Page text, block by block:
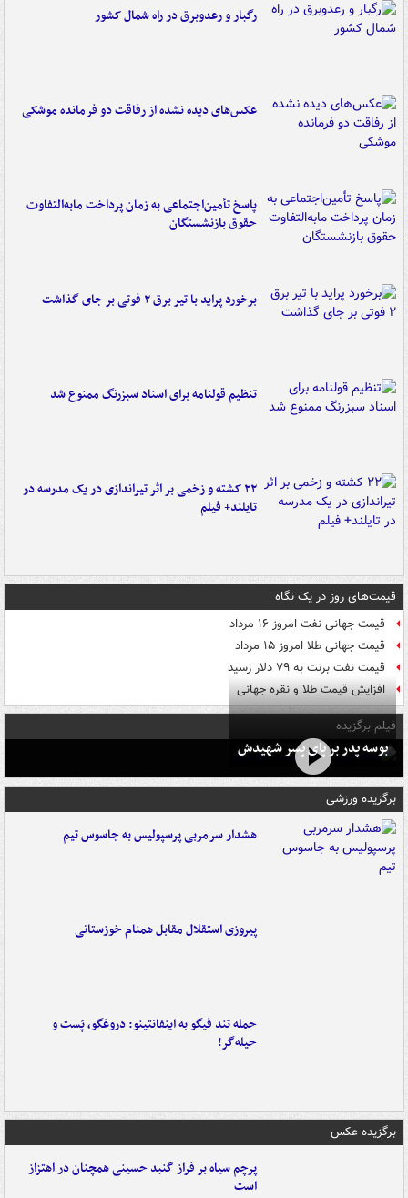
رگبار و رعدوبرق در راه شمال کشور
عکس‌های دیده نشده از رفاقت دو فرمانده‌ موشکی
پاسخ تأمین‌اجتماعی به زمان پرداخت مابه‌التفاوت
حقوق بازنشستگان
برخورد پراید با تیر برق ۲ فوتی بر جای گذاشت
تنظیم قولنامه برای اسناد سبزرنگ ممنوع شد
۲۲ کشته و زخمی بر اثر تیراندازی در یک مدرسه در
تایلند+ فیلم
قیمت‌های روز در یک نگاه
قیمت جهانی نفت امروز ۱۶ مرداد
قیمت جهانی طلا امروز ۱۵ مرداد
قیمت نفت برنت به ۷۹ دلار رسید
افزایش قیمت طلا و نقره جهانی
فیلم برگزیده
بوسه‌ پدر بر پای پسر شهیدش
برگزیده ورزشی
هشدار سرمربی پرسپولیس به جاسوس تیم
پیروزی استقلال مقابل همنام خوزستانی
حمله تند فیگو به اینفانتینو: دروغگو، پَست‌ و
حیله‌گر!
برگزیده عکس
پرچم سیاه بر فراز گنبد حسینی همچنان در اهتزاز
است